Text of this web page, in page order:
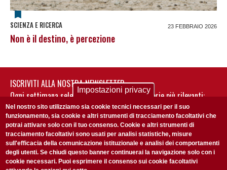
SCIENZA E RICERCA 23 FEBBRAIO 2026
Non è il destino, è percezione
ISCRIVITI ALLA NOSTRA NEWSLETTER
Ogni settimana selezioniamo per te nostre storie più rilevanti:
non perderti gli aggiornamenti della nostra newsletter
Impostazioni privacy
Nel nostro sito utilizziamo sia cookie tecnici necessari per il suo
funzionamento, sia cookie e altri strumenti di tracciamento facoltativi che
potrai attivare solo con il tuo consenso. Cookie e altri strumenti di
tracciamento facoltativi sono usati per analisi statistiche, misure
sull'efficacia della comunicazione istituzionale e analisi dei comportamenti
degli utenti. Se chiudi questo banner continuerai la navigazione solo con i
cookie necessari. Puoi esprimere il consenso sui cookie facoltativi